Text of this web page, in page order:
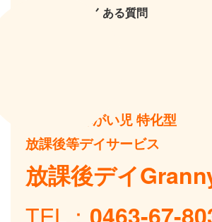
よくある質問
重症心身障がい児 特化型
放課後等デイサービス
放課後デイ
TEL： 0463-67-